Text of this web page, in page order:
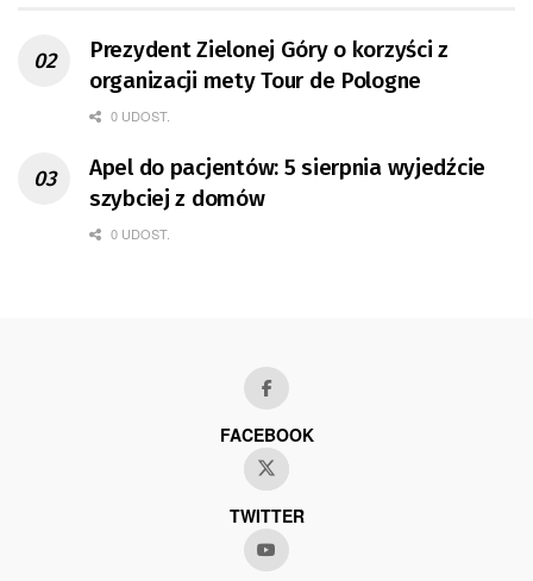
Prezydent Zielonej Góry o korzyści z
organizacji mety Tour de Pologne
0 UDOST.
Apel do pacjentów: 5 sierpnia wyjedźcie
szybciej z domów
0 UDOST.
FACEBOOK
TWITTER